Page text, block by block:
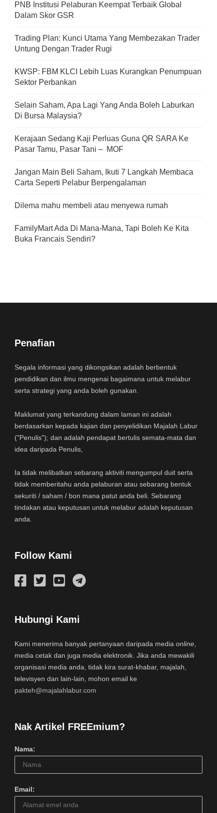
PNB Institusi Pelaburan Keempat Terbaik Global
Dalam Skor GSR
Trading Plan: Kunci Utama Yang Membezakan Trader
Untung Dengan Trader Rugi
KWSP: FBM KLCI Lebih Luas Kurangkan Penumpuan
Sektor Perbankan
Selain Saham, Apa Lagi Yang Anda Boleh Laburkan
Di Bursa Malaysia?
Kerajaan Sedang Kaji Perluas Guna QR SARA Ke
Pasar Tamu, Pasar Tani – MOF
Jangan Main Beli Saham, Ikuti 7 Langkah Membaca
Carta Seperti Pelabur Berpengalaman
Dilema mahu membeli atau menyewa rumah
FamilyMart Ada Di Mana-Mana, Tapi Boleh Ke Kita
Buka Francais Sendiri?
Penafian
Segala informasi yang dikongsikan adalah berbentuk
pendidikan dan ilmu mengenai bagaimana untuk melabur
serta strategi yang anda boleh gunakan.
Maklumat yang terkandung dalam laman ini adalah
berdasarkan kepada kajian dan penyelidikan Majalah Labur
("Penulis"); dan adalah pendapat bertulis semata-mata dan
idea daripada Penulis,
Ia tidak melibatkan sebarang aktiviti mengumpul duit serta
tidak memberitahu anda pelaburan atau sebarang bentuk
sekuriti / saham / bon mana patut anda beli. Sebarang
tindakan atau keputusan untuk melabur adalah keputusan
anda.
Follow Kami
Hubungi Kami
Kami menerima banyak pertanyaan daripada media online
media cetak dan juga media elektronik. Jika anda mewakili
organisasi media anda, tidak kira surat-khabar, majalah,
televisyen dan lain-lain, mohon email ke
pakteh@majalahlabur.com
Nak Artikel FREEmium?
Nama:
Email: